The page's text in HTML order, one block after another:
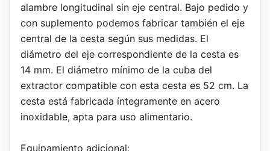
alambre longitudinal sin eje central. Bajo pedido y
con suplemento podemos fabricar también el eje
central de la cesta según sus medidas. El
diámetro del eje correspondiente de la cesta es
14 mm. El diámetro mínimo de la cuba del
extractor compatible con esta cesta es 52 cm. La
cesta está fabricada íntegramente en acero
inoxidable, apta para uso alimentario.
Equipamiento adicional: